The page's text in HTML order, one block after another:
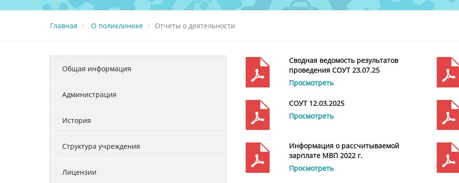
Главная О поликлинике Отчеты о деятельности
Общая информация
Администрация
История
Структура учреждения
Лицензии
Сводная ведомость результатов
проведения СОУТ 23.07.25
Просмотреть
СОУТ 12.03.2025
Просмотреть
Информация о рассчитываемой
зарплате МВП 2022 г.
Просмотреть